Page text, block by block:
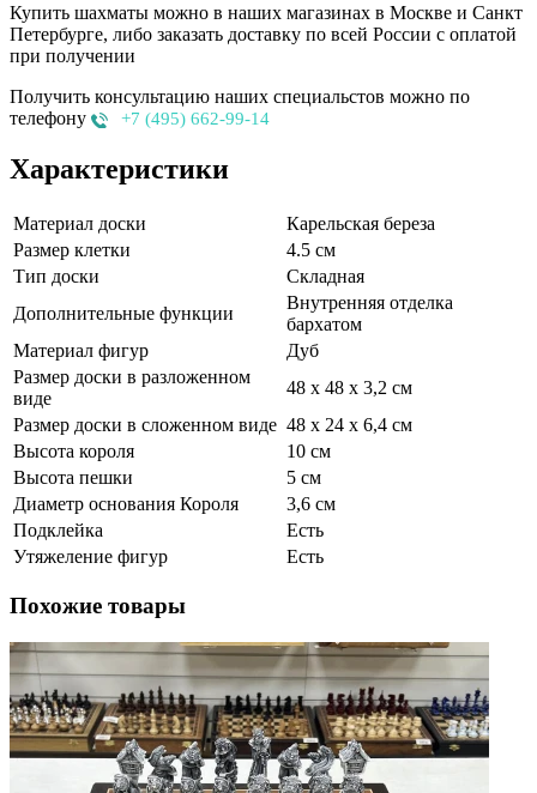
Купить шахматы можно в наших магазинах в Москве и Санкт
Петербурге, либо заказать доставку по всей России с оплатой
при получении
Получить консультацию наших специальстов можно по
телефону
+7 (495) 662-99-14
Характеристики
Материал доски
Карельская береза
Размер клетки
4.5 см
Тип доски
Складная
Дополнительные функции
Внутренняя отделка
бархатом
Материал фигур
Дуб
Размер доски в разложенном
виде
48 х 48 х 3,2 см
Размер доски в сложенном виде 48 х 24 х 6,4 см
Высота короля
10 см
Высота пешки
5 см
Диаметр основания Короля
3,6 см
Подклейка
Есть
Утяжеление фигур
Есть
Похожие товары